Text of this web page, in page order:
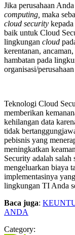
Jika perusahaan
computing, maka
cloud security
baik untuk Cloud
lingkungan cloud
kerentanan,
hambatan pada
organisasi/
Teknologi Cloud
memberikan
kehilangan data
tidak
pebisnis yang
meningkatkan
Security adalah
mengeluarkan biaya
implementasinya
lingkungan TI Anda
Baca juga:
ANDA
Category: